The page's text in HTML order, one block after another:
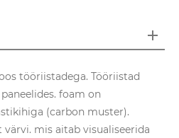
tööriistadega. Tööriistad
foam on
(carbon muster).
värvi. mis aitab visualiseerida